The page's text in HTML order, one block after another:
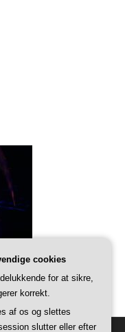
cookies
for at sikre,
korrekt.
af os og slettes
slutter eller efter